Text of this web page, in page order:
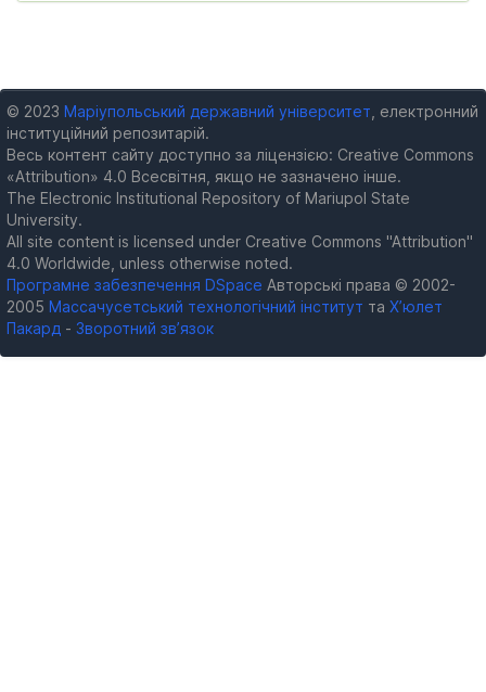
© 2023 Маріупольський державний університет , електронний
інституційний репозитарій.
Весь контент сайту доступно за ліцензією: Creative Commons
«Attribution» 4.0 Всесвітня, якщо не зазначено інше.
The Electronic Institutional Repository of Mariupol State
University.
All site content is licensed under Creative Commons "Attribution"
4.0 Worldwide, unless otherwise noted.
Програмне забезпечення DSpace Авторські права © 2002-
2005 Массачусетський технологічний інститут та Х’юлет
Пакард - Зворотний зв’язок